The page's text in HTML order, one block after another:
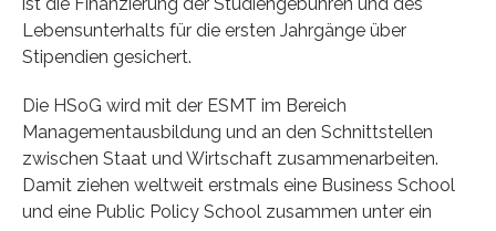
Lebensunterhalts für die ersten Jahrgänge über
Stipendien gesichert.
Die HSoG wird mit der ESMT im Bereich
Managementausbildung und an den Schnittstellen
zwischen Staat und Wirtschaft zusammenarbeiten.
Damit ziehen weltweit erstmals eine Business School
und eine Public Policy School zusammen unter ein